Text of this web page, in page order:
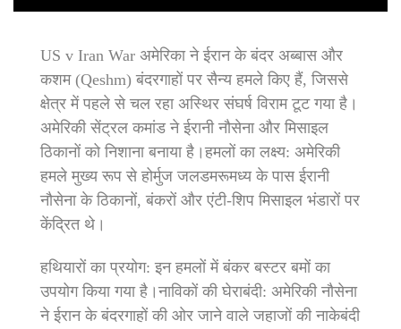
US v Iran War अमेरिका ने ईरान के बंदर अब्बास और
कशम (Qeshm) बंदरगाहों पर सैन्य हमले किए हैं, जिससे
क्षेत्र में पहले से चल रहा अस्थिर संघर्ष विराम टूट गया है।
अमेरिकी सेंट्रल कमांड ने ईरानी नौसेना और मिसाइल
ठिकानों को निशाना बनाया है।हमलों का लक्ष्य: अमेरिकी
हमले मुख्य रूप से होर्मुज जलडमरूमध्य के पास ईरानी
नौसेना के ठिकानों, बंकरों और एंटी-शिप मिसाइल भंडारों पर
केंद्रित थे।
हथियारों का प्रयोग: इन हमलों में बंकर बस्टर बमों का
उपयोग किया गया है।नाविकों की घेराबंदी: अमेरिकी नौसेना
ने ईरान के बंदरगाहों की ओर जाने वाले जहाजों की नाकेबंदी